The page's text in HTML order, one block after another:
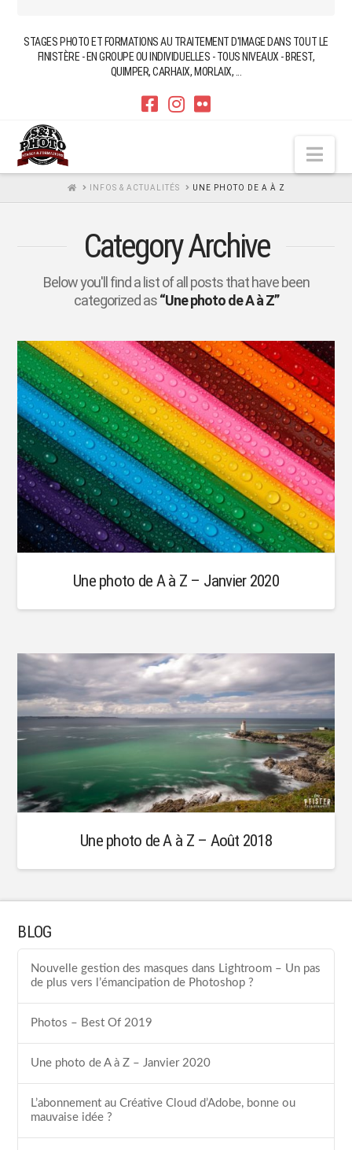
STAGES PHOTO ET FORMATIONS AU TRAITEMENT D'IMAGE DANS TOUT LE
FINISTÈRE - EN GROUPE OU INDIVIDUELLES - TOUS NIVEAUX - BREST,
QUIMPER, CARHAIX, MORLAIX, ...
HOMEINFOS & ACTUALITÉS UNE PHOTO DE A À Z
Category Archive
Below you'll find a list of all posts that have been
categorized as“Une photo de A à Z”
Une photo de A à Z – Janvier 2020
Une photo de A à Z – Août 2018
BLOG
Nouvelle gestion des masques dans Lightroom – Un pas
de plus vers l’émancipation de Photoshop ?
Photos – Best Of 2019
Une photo de A à Z – Janvier 2020
L’abonnement au Créative Cloud d’Adobe, bonne ou
mauvaise idée ?